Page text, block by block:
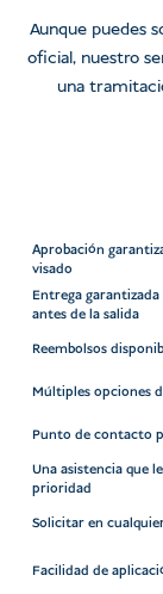
Aunque puedes
oficial, nuestro
una
Aprobación
visado
Entrega garantizada
antes de la salida
Reembolsos
Múltiples opciones
Punto de contacto
Una asistencia que
prioridad
Solicitar en
Facilidad de